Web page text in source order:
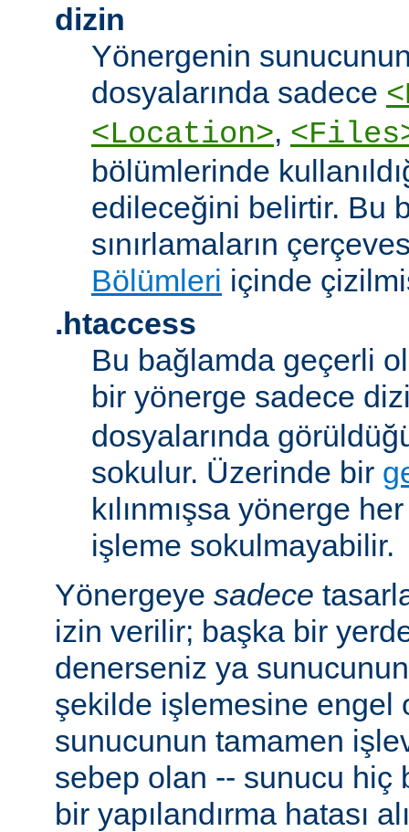
dizin
Yönergenin
dosyalarında sadece
<Location>,
bölümlerinde
edileceğini belirtir. Bu
sınırlamaların
Bölümleri içinde
.htaccess
Bu bağlamda geçerli
bir yönerge sadece
dosyalarında
sokulur. Üzerinde bir
kılınmışsa yönerge
işleme sokulmayabilir.
Yönergeye sadece
izin verilir; başka bir
denerseniz ya
şekilde işlemesine engel
sunucunun tamamen
sebep olan -- sunucu hiç
bir yapılandırma hatası